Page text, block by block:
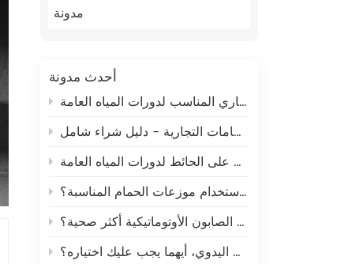
مدونة
أحدث مدونة
كيفية اختيار موزع الورق التجاري المناسب لدورات المياه العامة
كيفية اختيار موزعات ورق الحمامات التجارية - دليل شراء شامل
كيفية اختيار موزع صابون تجاري مثبت على الحائط لدورات المياه العامة
كيف يمكن للشركات توفير المال باستخدام موزعات الحمام المناسبة؟
هل موزعات الصابون الأوتوماتيكية أكثر صحية؟
موزع الصابون الاستشعاري التلقائي مقابل موزع الصابون بالضغط اليدوي، أيهما يجب عليك اختياره؟